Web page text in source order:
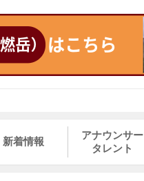
新着情報
アナウンサー
タレント